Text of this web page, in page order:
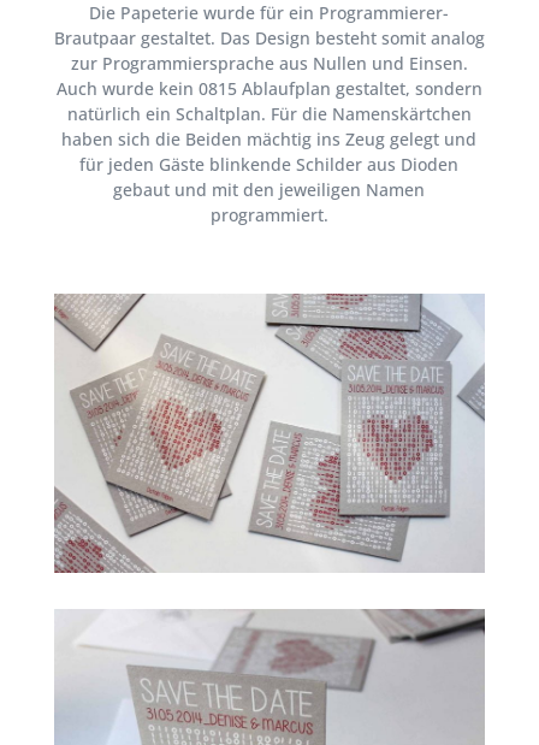
Die Papeterie wurde für ein Programmierer-
Brautpaar gestaltet. Das Design besteht somit analog
zur Programmiersprache aus Nullen und Einsen.
Auch wurde kein 0815 Ablaufplan gestaltet, sondern
natürlich ein Schaltplan. Für die Namenskärtchen
haben sich die Beiden mächtig ins Zeug gelegt und
für jeden Gäste blinkende Schilder aus Dioden
gebaut und mit den jeweiligen Namen
programmiert.